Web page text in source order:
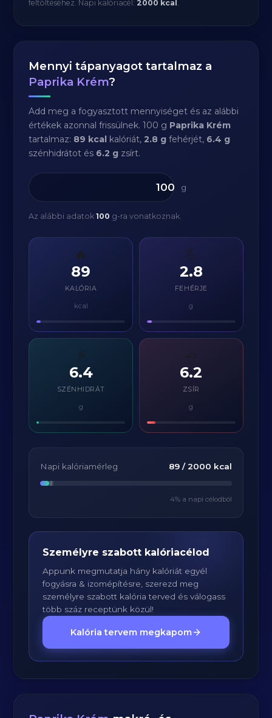
feltöltéséhez. Napi kalóriacél: 2000 kcal .
Mennyi tápanyagot tartalmaz a
Paprika Krém?
Add meg a fogyasztott mennyiséget és az alábbi
értékek azonnal frissülnek. 100 g Paprika Krém
tartalmaz: 89 kcal kalóriát,2.8 g fehérjét, 6.4 g
szénhidrátot és 6.2 g zsírt.
g
Az alábbi adatok100 g-ra vonatkoznak.
🔥
89
KALÓRIA
kcal
💪
2.8
FEHÉRJE
g
⚡
6.4
SZÉNHIDRÁT
g
6.2
ZSÍR
g
Napi kalóriamérleg 89/ 2000 kcal
4% a napi célodból
Személyre szabott kalóriacélod
Appunk megmutatja hány kalóriát egyél
fogyásra & izomépítésre, szerezd meg
személyre szabott kalória terved és válogass
több száz receptünk közül!
Kalória tervem megkapom